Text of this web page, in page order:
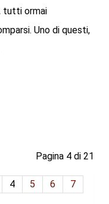
tutti ormai
Uno di questi,
Pagina 4 di 21
4 5 6
7